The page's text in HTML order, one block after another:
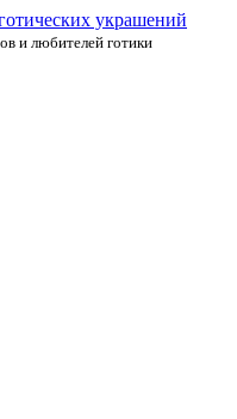
и любителей готики